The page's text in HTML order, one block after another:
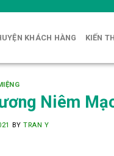
KHÁCH HÀNG KIẾN
Niêm
BYTRAN Y